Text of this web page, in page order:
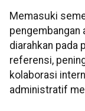
Memasuki
pengembangan
diarahkan pada
referensi,
kolaborasi
administratif